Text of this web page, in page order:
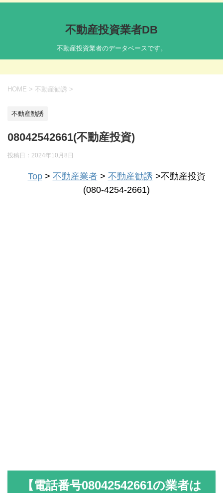
不動産投資業者DB
不動産投資業者のデータベースです。
HOME > 不動産勧誘 >
不動産勧誘
08042542661(不動産投資)
投稿日： 2024年10月8日
Top> 不動産業者> 不動産勧誘 >不動産投資
(080-4254-2661)
【電話番号08042542661の業者は